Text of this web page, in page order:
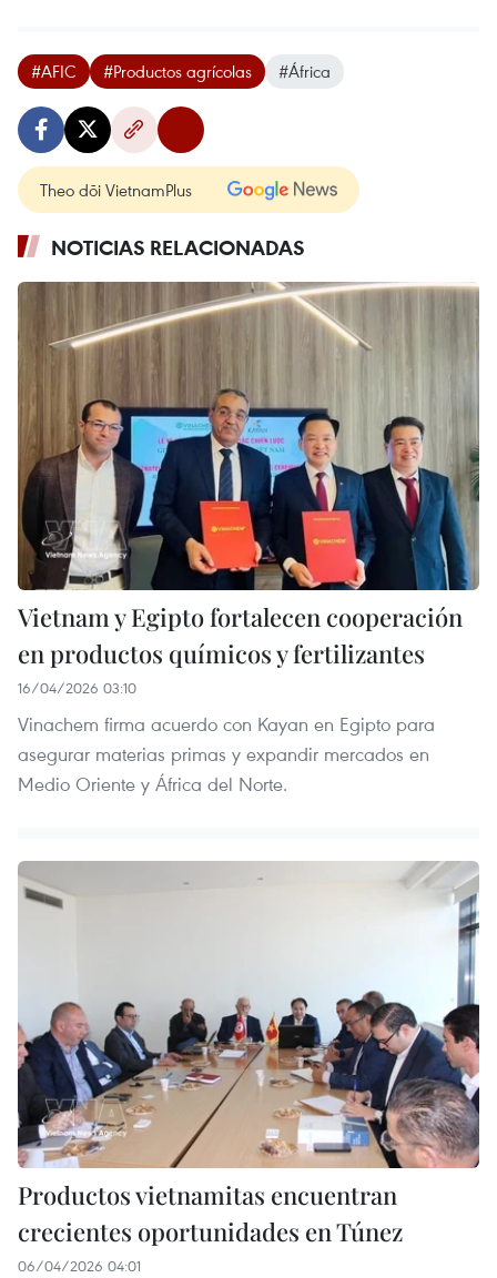
#AFIC #Productos agrícolas #África
Theo dõi VietnamPlus
NOTICIAS RELACIONADAS
Vietnam y Egipto fortalecen cooperación
en productos químicos y fertilizantes
16/04/2026 03:10
Vinachem firma acuerdo con Kayan en Egipto para
asegurar materias primas y expandir mercados en
Medio Oriente y África del Norte.
Productos vietnamitas encuentran
crecientes oportunidades en Túnez
06/04/2026 04:01